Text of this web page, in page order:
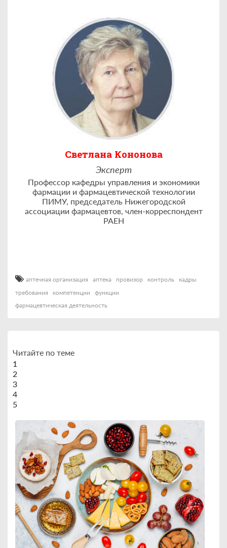
Светлана Кононова
Эксперт
Профессор кафедры управления и экономики
фармации и фармацевтической технологии
ПИМУ, председатель Нижегородской
ассоциации фармацевтов, член-корреспондент
РАЕН
аптечная организация аптека провизор контроль
кадры
требования
компетенции
функции
фармацевтическая деятельность
Читайте по теме
1
2
3
4
5